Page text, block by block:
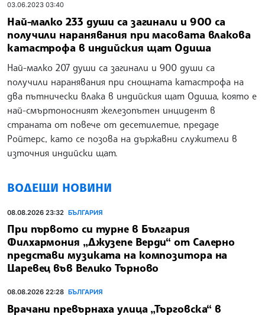
03.06.2023 03:40
Най-малко 233 души са загинали и 900 са
получили наранявания при масовата влакова
катастрофа в индийския щат Одиша
Най-малко 207 души са загинали и 900 души са
получили наранявания при снощната катастрофа на
два пътнически влака в индийския щат Одиша, която е
най-смъртоносният железопътен инцидент в
страната от повече от десетилетие, предаде
Ройтерс, като се позова на държавни служители в
източния индийски щат.
ВОДЕЩИ НОВИНИ
08.08.2026 23:32 БЪЛГАРИЯ
При първото си турне в България
Филхармония „Джузепе Верди“ от Салерно
представи музиката на композитора на
Царевец във Велико Търново
08.08.2026 22:28 БЪЛГАРИЯ
Врачани превърнаха улица „Търговска“ в